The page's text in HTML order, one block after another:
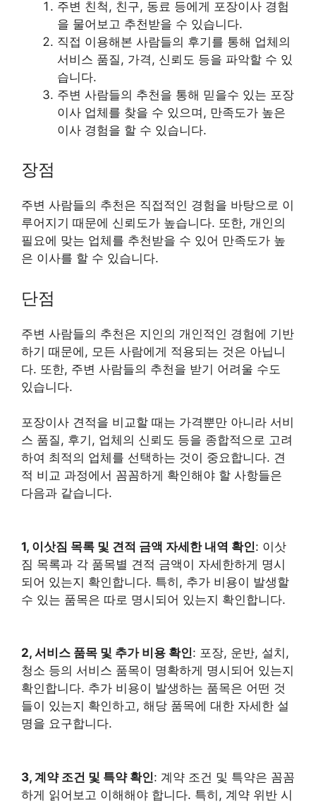
주변 친척, 친구, 동료 등에게 포장이사 경험
을 물어보고 추천받을 수 있습니다.
직접 이용해본 사람들의 후기를 통해 업체의
서비스 품질, 가격, 신뢰도 등을 파악할 수 있
습니다.
주변 사람들의 추천을 통해 믿을수 있는 포장
이사 업체를 찾을 수 있으며, 만족도가 높은
이사 경험을 할 수 있습니다.
장점
주변 사람들의 추천은 직접적인 경험을 바탕으로 이
루어지기 때문에 신뢰도가 높습니다. 또한, 개인의
필요에 맞는 업체를 추천받을 수 있어 만족도가 높
은 이사를 할 수 있습니다.
단점
주변 사람들의 추천은 지인의 개인적인 경험에 기반
하기 때문에, 모든 사람에게 적용되는 것은 아닙니
다. 또한, 주변 사람들의 추천을 받기 어려울 수도
있습니다.
포장이사 견적을 비교할 때는 가격뿐만 아니라 서비
스 품질, 후기, 업체의 신뢰도 등을 종합적으로 고려
하여 최적의 업체를 선택하는 것이 중요합니다. 견
적 비교 과정에서 꼼꼼하게 확인해야 할 사항들은
다음과 같습니다.
1, 이삿짐 목록 및 견적 금액 자세한 내역 확인: 이삿
짐 목록과 각 품목별 견적 금액이 자세한하게 명시
되어 있는지 확인합니다. 특히, 추가 비용이 발생할
수 있는 품목은 따로 명시되어 있는지 확인합니다.
2, 서비스 품목 및 추가 비용 확인: 포장, 운반, 설치,
청소 등의 서비스 품목이 명확하게 명시되어 있는지
확인합니다. 추가 비용이 발생하는 품목은 어떤 것
들이 있는지 확인하고, 해당 품목에 대한 자세한 설
명을 요구합니다.
3, 계약 조건 및 특약 확인: 계약 조건 및 특약은 꼼꼼
하게 읽어보고 이해해야 합니다. 특히, 계약 위반 시